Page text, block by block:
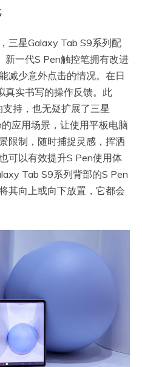
三星Galaxy Tab S9系列配
新一代S Pen触控笔拥有改进
减少意外点击的情况。在日
真实书写的操作反馈。此
支持，也无疑扩展了三星
应用场景，让使用平板电脑
限制，随时捕捉灵感，挥洒
可以有效提升S Pen使用体
Tab S9系列背部的S Pen
其向上或向下放置，它都会